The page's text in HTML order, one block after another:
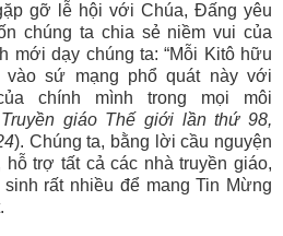
gỡ lễ hội với Chúa, Đấng yêu
chúng ta chia sẻ niềm vui của
mới dạy chúng ta: “Mỗi Kitô hữu
sứ mạng phổ quát này với
chính mình trong mọi môi
giáo Thế giới lần thứ 98,
). Chúng ta, bằng lời cầu nguyện
trợ tất cả các nhà truyền giáo,
rất nhiều để mang Tin Mừng